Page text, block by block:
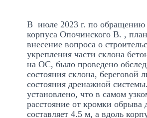
В июле 2023 г. по обращению
корпуса Опочинского В. ,
внесение вопроса о
укрепления части склона
на ОС, было проведено
состояния склона, береговой
состояния дренажной
установлено, что в самом
расстояние от кромки обрыва
составляет 4.5 м, а вдоль